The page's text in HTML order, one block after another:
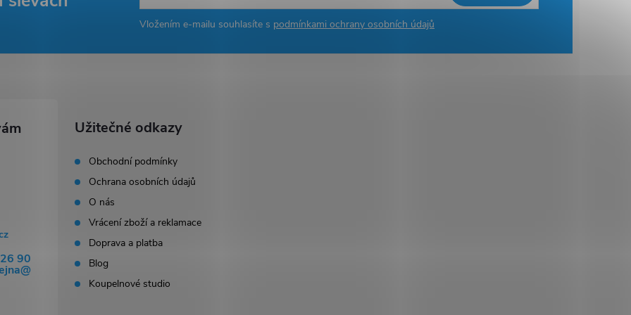
Vložením e-mailu souhlasíte s podmínkami ochrany osobních údajů
90
Užitečné odkazy
Obchodní podmínky
Ochrana osobních údajů
O nás
Vrácení zboží a reklamace
Doprava a platba
Blog
Koupelnové studio